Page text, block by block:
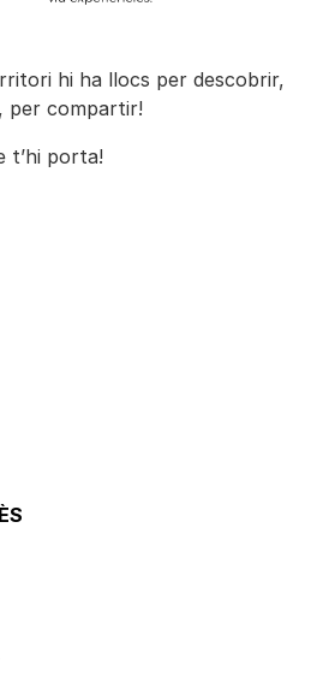
hi ha llocs per descobrir,
per compartir!
t’hi porta!